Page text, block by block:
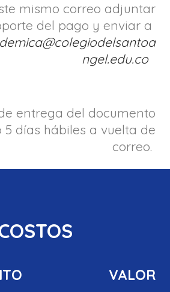
mismo correo adjuntar
del pago y enviar a
ngel.edu.co
entrega del documento
5 días hábiles a vuelta de
correo.
VALOR